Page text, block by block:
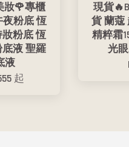
妝🌹專櫃
夜粉底 恆
粉底 恆
液 聖羅
液
起
現貨
貨 蘭蔻
精粹霜
光